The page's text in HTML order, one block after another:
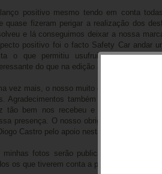
positivo mesmo tendo em conta
quase fizeram perigar a realização dos
e lá conseguimos deixar a nossa
positivo foi o facto Safety Car andar
o que permitiu usufruir da mesma
do que na edição anterior, e mais
vez mais, o nosso muito obrigado a todos
Agradecimentos também para a Lotus
tão bem nos recebeu e contribuiu de
presença. O nosso obrigado ao Paulo
Castro pelo apoio nesta organização.
minhas fotos serão publicada no
os que tiverem conta a partilharem as suas